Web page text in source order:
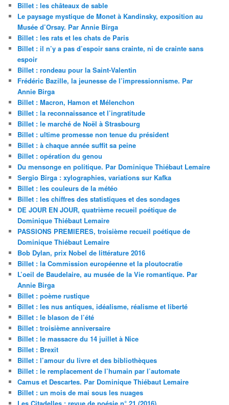
Billet : les châteaux de sable
Le paysage mystique de Monet à Kandinsky, exposition au
Musée d’Orsay. Par Annie Birga
Billet : les rats et les chats de Paris
Billet : il n’y a pas d’espoir sans crainte, ni de crainte sans
espoir
Billet : rondeau pour la Saint-Valentin
Frédéric Bazille, la jeunesse de l’impressionnisme. Par
Annie Birga
Billet : Macron, Hamon et Mélenchon
Billet : la reconnaissance et l’ingratitude
Billet : le marché de Noël à Strasbourg
Billet : ultime promesse non tenue du président
Billet : à chaque année suffit sa peine
Billet : opération du genou
Du mensonge en politique. Par Dominique Thiébaut Lemaire
Sergio Birga : xylographies, variations sur Kafka
Billet : les couleurs de la météo
Billet : les chiffres des statistiques et des sondages
DE JOUR EN JOUR, quatrième recueil poétique de
Dominique Thiébaut Lemaire
PASSIONS PREMIERES, troisième recueil poétique de
Dominique Thiébaut Lemaire
Bob Dylan, prix Nobel de littérature 2016
Billet : la Commission européenne et la ploutocratie
L’oeil de Baudelaire, au musée de la Vie romantique. Par
Annie Birga
Billet : poème rustique
Billet : les nus antiques, idéalisme, réalisme et liberté
Billet : le blason de l’été
Billet : troisième anniversaire
Billet : le massacre du 14 juillet à Nice
Billet : Brexit
Billet : l’amour du livre et des bibliothèques
Billet : le remplacement de l’humain par l’automate
Camus et Descartes. Par Dominique Thiébaut Lemaire
Billet : un mois de mai sous les nuages